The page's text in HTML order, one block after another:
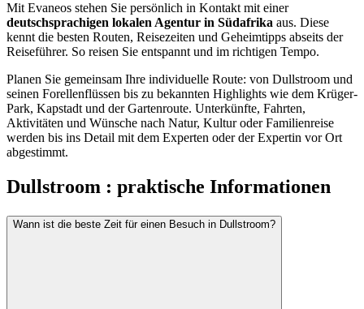
Mit Evaneos stehen Sie persönlich in Kontakt mit einer
deutschsprachigen lokalen Agentur in Südafrika aus. Diese
kennt die besten Routen, Reisezeiten und Geheimtipps abseits der
Reiseführer. So reisen Sie entspannt und im richtigen Tempo.
Planen Sie gemeinsam Ihre individuelle Route: von Dullstroom und
seinen Forellenflüssen bis zu bekannten Highlights wie dem Krüger-
Park, Kapstadt und der Gartenroute. Unterkünfte, Fahrten,
Aktivitäten und Wünsche nach Natur, Kultur oder Familienreise
werden bis ins Detail mit dem Experten oder der Expertin vor Ort
abgestimmt.
Dullstroom : praktische Informationen
Wann ist die beste Zeit für einen Besuch in Dullstroom?